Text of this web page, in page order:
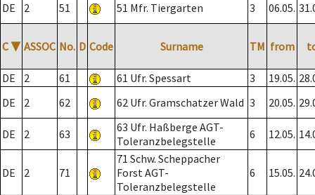
DE
2 51 51 Mfr. Tiergarten 3 06.05.
C ▼ ASSOC No. D Code Surname TM from
DE 2 61 61 Ufr. Spessart 3 19.05.
DE
2 62 62 Ufr. Gramschatzer Wald 3 20.05.
DE 2 63
63 Ufr. Haßberge AGT-
Toleranzbelegstelle
6 12.05.
DE 2 71
71 Schw. Scheppacher
Forst AGT-
Toleranzbelegstelle
6 15.05.